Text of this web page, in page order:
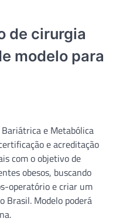
de cirurgia
modelo para
e Metabólica
e acreditação
com o objetivo de
obesos, buscando
operatório e criar um
Brasil. Modelo poderá